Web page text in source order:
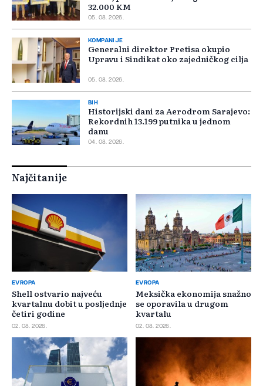
32.000 KM
05. 08. 2026.
KOMPANIJE
Generalni direktor Pretisa okupio
Upravu i Sindikat oko zajedničkog cilja
05. 08. 2026.
BIH
Historijski dani za Aerodrom Sarajevo:
Rekordnih 13.199 putnika u jednom
danu
04. 08. 2026.
Najčitanije
EVROPA
Shell ostvario najveću
kvartalnu dobit u posljednje
četiri godine
02. 08. 2026.
EVROPA
Meksička ekonomija snažno
se oporavila u drugom
kvartalu
02. 08. 2026.